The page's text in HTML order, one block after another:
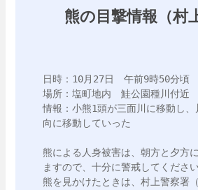
熊の目撃情報（村
日時：10月27日　午前9時50分頃
場所：塩町地内　鮭公園種川付近
情報：小熊1頭が三面川に移動し
向に移動していった
熊による人身被害は、朝方と夕方
ますので、十分に警戒してください
熊を見かけたときは、村上警察署